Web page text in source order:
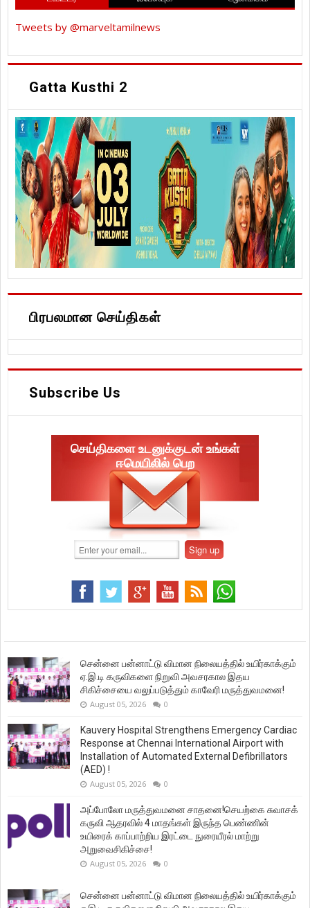
Tweets by @marveltamilnews
Gatta Kusthi 2
பிரபலமான செய்திகள்
Subscribe Us
செய்திகளை உடனுக்குடன் உங்கள்
ஈமெயிலில் பெற
சென்னை பன்னாட்டு விமான நிலையத்தில் உயிர்காக்கும்
ஏ.இ.டி கருவிகளை நிறுவி அவசரகால இதய
சிகிச்சையை வலுப்படுத்தும் காவேரி மருத்துவமனை!
August 05, 2026 0
Kauvery Hospital Strengthens Emergency Cardiac
Response at Chennai International Airport with
Installation of Automated External Defibrillators
(AED) !
August 05, 2026 0
அப்போலோ மருத்துவமனை சாதனை!செயற்கை சுவாசக்
கருவி ஆதரவில் 4 மாதங்கள் இருந்த பெண்ணின்
உயிரைக் காப்பாற்றிய இரட்டை நுரையீரல் மாற்று
அறுவைசிகிச்சை!
August 05, 2026 0
சென்னை பன்னாட்டு விமான நிலையத்தில் உயிர்காக்கும்